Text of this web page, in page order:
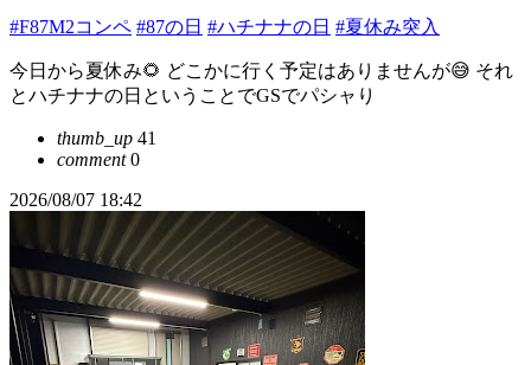
#F87M2コンペ #87の日 #ハチナナの日 #夏休み突入
今日から夏休み🌻 どこかに行く予定はありませんが😅 それ
とハチナナの日ということでGSでパシャり
thumb_up 41
comment0
2026/08/07 18:42